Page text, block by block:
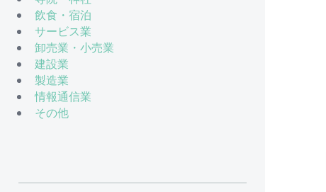
飲食・宿泊
サービス業
卸売業・小売業
建設業
製造業
情報通信業
その他